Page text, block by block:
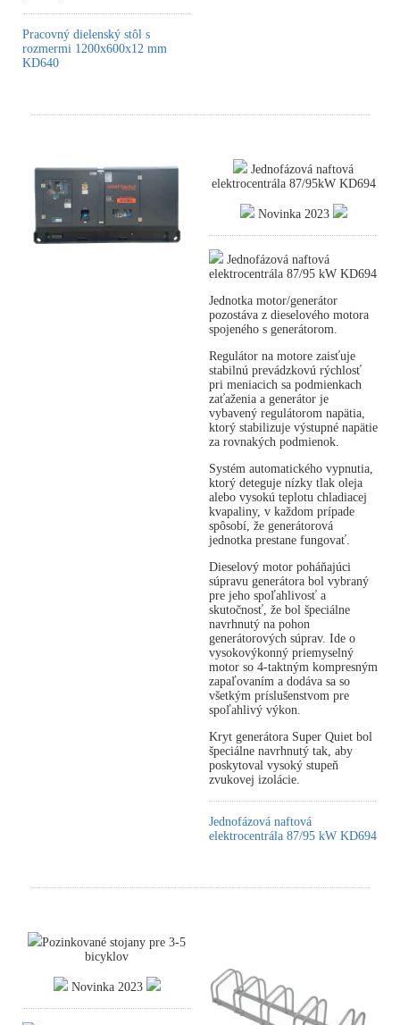
Pracovný dielenský stôl s
rozmermi 1200x600x12 mm
KD640
Jednofázová naftová
elektrocentrála 87/95kW KD694
Novinka 2023
Jednofázová naftová
elektrocentrála 87/95 kW KD694
Jednotka motor/generátor
pozostáva z dieselového motora
spojeného s generátorom.
Regulátor na motore zaisťuje
stabilnú prevádzkovú rýchlosť
pri meniacich sa podmienkach
zaťaženia a generátor je
vybavený regulátorom napätia,
ktorý stabilizuje výstupné napätie
za rovnakých podmienok.
Systém automatického vypnutia,
ktorý deteguje nízky tlak oleja
alebo vysokú teplotu chladiacej
kvapaliny, v každom prípade
spôsobí, že generátorová
jednotka prestane fungovať.
Dieselový motor poháňajúci
súpravu generátora bol vybraný
pre jeho spoľahlivosť a
skutočnosť, že bol špeciálne
navrhnutý na pohon
generátorových súprav. Ide o
vysokovýkonný priemyselný
motor so 4-taktným kompresným
zapaľovaním a dodáva sa so
všetkým príslušenstvom pre
spoľahlivý výkon.
Kryt generátora Super Quiet bol
špeciálne navrhnutý tak, aby
poskytoval vysoký stupeň
zvukovej izolácie.
Jednofázová naftová
elektrocentrála 87/95 kW KD694
Pozinkované stojany pre 3-5
bicyklov
Novinka 2023